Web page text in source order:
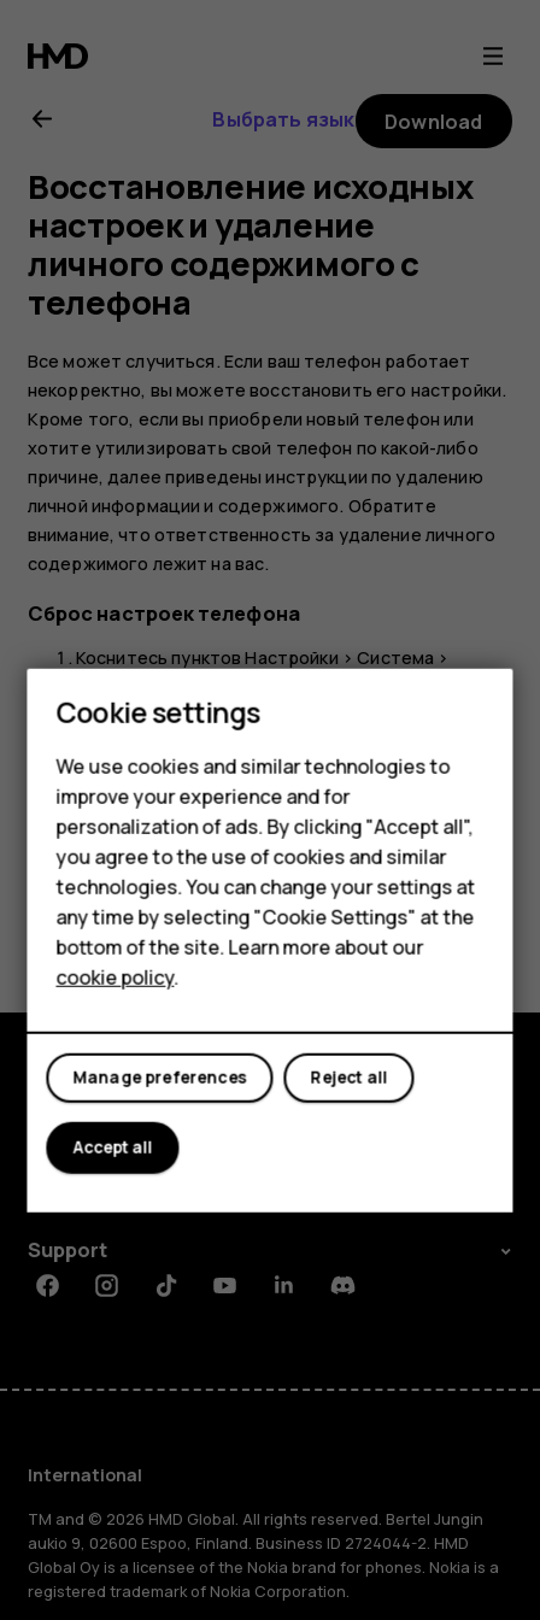
Nokia
2.1
user
guide
Smartphones
Feature phones
Phones for kids
Accessories
HMD Terra M
For business
Tablets
Выбрать язык Download
Восстановление исходных
настроек и удаление
личного содержимого с
телефона
Все может случиться. Если ваш телефон работает
некорректно, вы можете восстановить его настройки.
Кроме того, если вы приобрели новый телефон или
хотите утилизировать свой телефон по какой-либо
причине, далее приведены инструкции по удалению
личной информации и содержимого. Обратите
внимание, что ответственность за удаление личного
содержимого лежит на вас.
Сброс настроек телефона
Коснитесь пунктовНастройки>Система >
(возврат к заводским настройкам)
Следуйте инструкциям на экране телефона.
Did you find this helpful?
Yes No
Explore
About
Support
FacebookInstagramTiktokYoutubeLinkedinDiscord
International
TM and © 2026 HMD Global. All rights reserved. Bertel Jungin
aukio 9, 02600 Espoo, Finland. Business ID 2724044-2. HMD
Global Oy is a licensee of the Nokia brand for phones. Nokia is a
registered trademark of Nokia Corporation.
Cookie settings
We use cookies and similar technologies to
improve your experience and for
personalization of ads. By clicking "Accept all",
you agree to the use of cookies and similar
technologies. You can change your settings at
any time by selecting "Cookie Settings" at the
bottom of the site. Learn more about our
cookie policy.
Reject all
Manage preferences
Accept all